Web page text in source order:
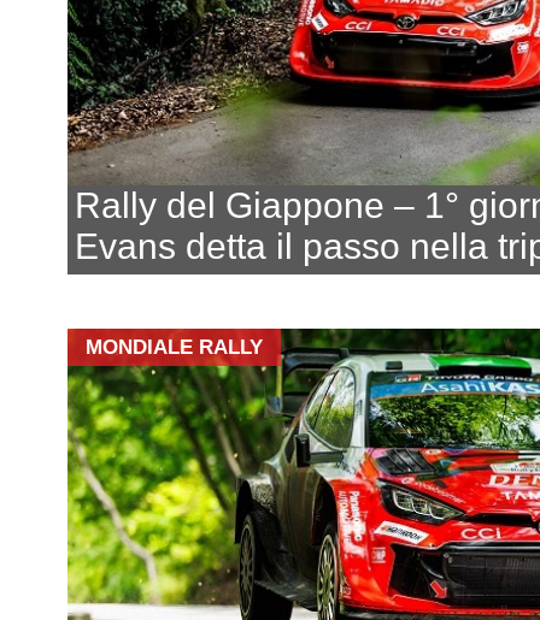
Rally del Giappone – 1°
Evans detta il passo nella
MONDIALE RALLY